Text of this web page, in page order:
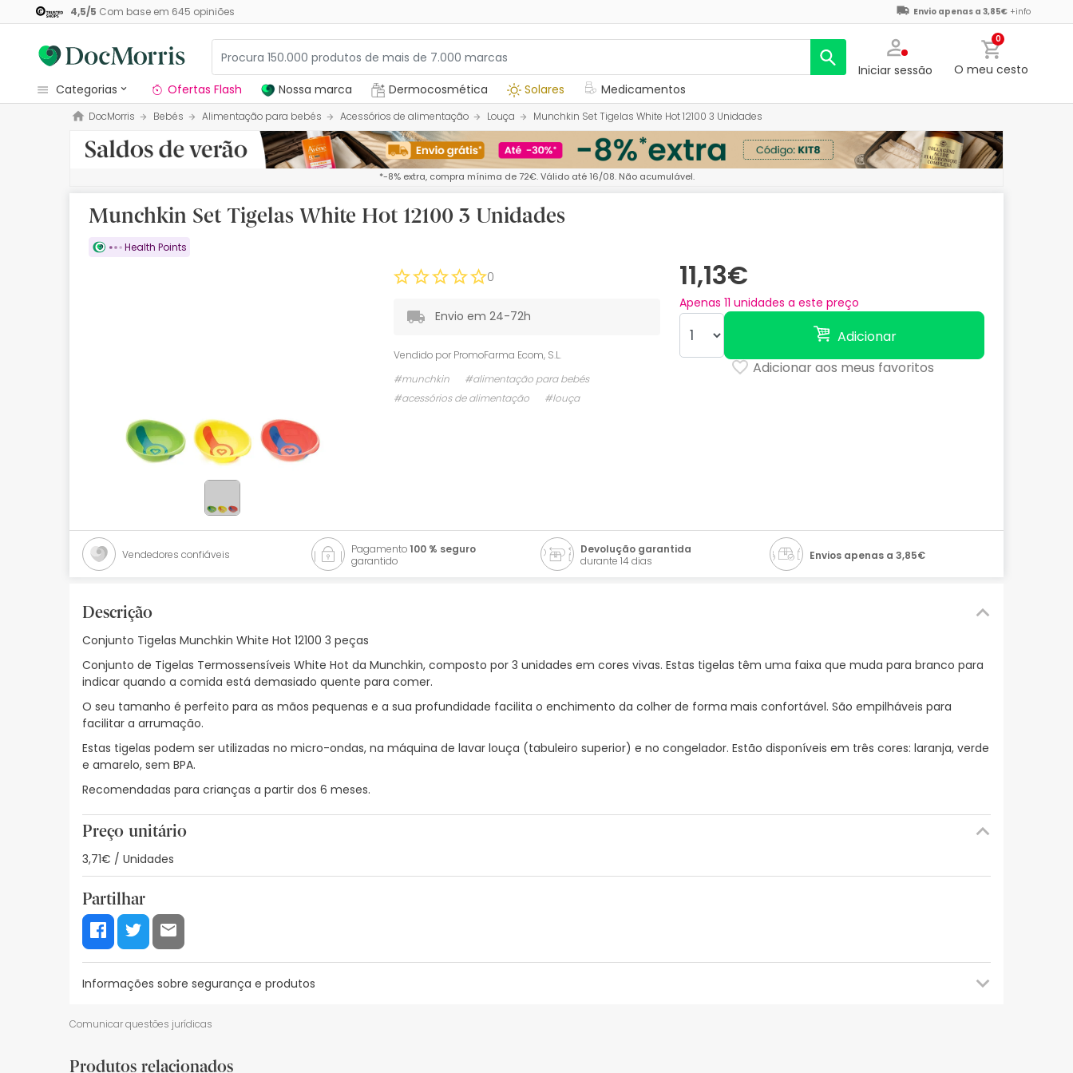
4,5/5 Com base em 645 opiniões Envio apenas a 3,85€ +info
Iniciar sessão
0
O meu cesto
categorias
Dermocosmetica
Nossa marca
Medicamentos
Cosmética
Promoções
Mais vendidos
Health points
Ofertas Flash Nossa marca Dermocosmética Solares Medicamentos
DocMorris Bebés Alimentação para bebés Acessórios de alimentação Louça Munchkin Set Tigelas White Hot 12100 3 Unidades
*-8% extra, compra mínima de 72€. Válido até 16/08. Não acumulável.
Munchkin Set Tigelas White Hot 12100 3 Unidades
Health Points
11,13€
Apenas 11 unidades a este preço
Adicionar
Adicionar aos meus favoritos
0
Envio em 24-72h
Vendido por PromoFarma Ecom, S.L.
#munchkin
#alimentação para bebés
#acessórios de alimentação
#louça
Vendedores confiáveis Pagamento100 % seguro
garantido
Devolução garantida
durante 14 dias
Envios apenas a 3,85€
Descrição
Conjunto Tigelas Munchkin White Hot 12100 3 peças
Conjunto de Tigelas Termossensíveis White Hot da Munchkin, composto por 3 unidades em cores vivas. Estas tigelas têm uma faixa que muda para branco para
indicar quando a comida está demasiado quente para comer.
O seu tamanho é perfeito para as mãos pequenas e a sua profundidade facilita o enchimento da colher de forma mais confortável. São empilháveis para
facilitar a arrumação.
Estas tigelas podem ser utilizadas no micro-ondas, na máquina de lavar louça (tabuleiro superior) e no congelador. Estão disponíveis em três cores: laranja, verde
e amarelo, sem BPA.
Recomendadas para crianças a partir dos 6 meses.
Preço unitário
3,71€ / Unidades
Partilhar
Informações sobre segurança e produtos
Recursos de segurança visual
Comunicar questões jurídicas
Produtos relacionados